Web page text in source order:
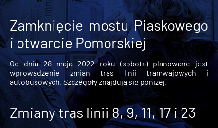
Zamknięcie mostu Piaskowego
i otwarcie Pomorskiej
Od dnia 28 maja 2022 roku (sobota) planowane jest
wprowadzenie zmian tras linii tramwajowych i
autobusowych. Szczegóły znajdują się poniżej.
Zmiany tras linii 8, 9, 11, 17 i 23